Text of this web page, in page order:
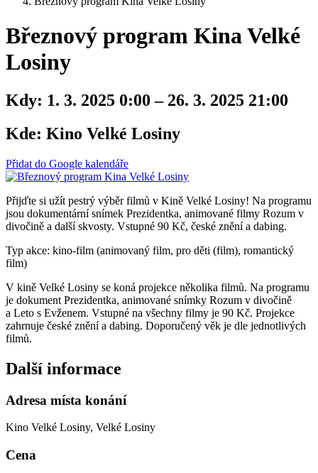
Březnový program Kina Velké
Losiny
Kdy: 1. 3. 2025 0:00 – 26. 3. 2025 21:00
Kde: Kino Velké Losiny
Přidat do Google kalendáře
Přijďte si užít pestrý výběr filmů v Kině Velké Losiny! Na programu
jsou dokumentární snímek Prezidentka, animované filmy Rozum v
divočině a další skvosty. Vstupné 90 Kč, české znění a dabing.
Typ akce: kino-film (animovaný film, pro děti (film), romantický
film)
V kině Velké Losiny se koná projekce několika filmů. Na programu
je dokument Prezidentka, animované snímky Rozum v divočině
a Leto s Evženem. Vstupné na všechny filmy je 90 Kč. Projekce
zahrnuje české znění a dabing. Doporučený věk je dle jednotlivých
filmů.
Další informace
Adresa místa konání
Kino Velké Losiny, Velké Losiny
Cena